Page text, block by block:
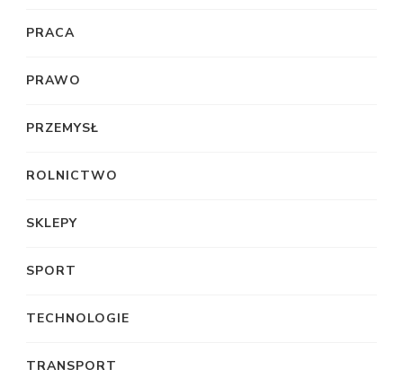
PRACA
PRAWO
PRZEMYSŁ
ROLNICTWO
SKLEPY
SPORT
TECHNOLOGIE
TRANSPORT